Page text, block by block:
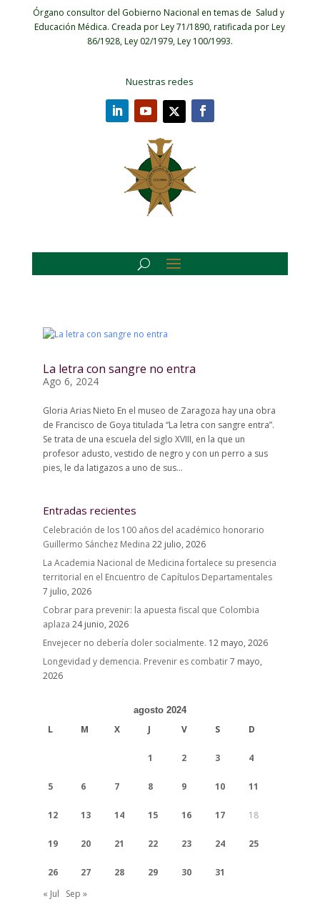
Órgano consultor del Gobierno Nacional en temas de Salud y
Educación Médica. Creada por Ley 71/1890, ratificada por Ley
86/1928, Ley 02/1979, Ley 100/1993.
Nuestras redes
La letra con sangre no entra
Ago 6, 2024
Gloria Arias Nieto En el museo de Zaragoza hay una obra
de Francisco de Goya titulada “La letra con sangre entra”.
Se trata de una escuela del siglo XVIII, en la que un
profesor adusto, vestido de negro y con un perro a sus
pies, le da latigazos a uno de sus...
Entradas recientes
Celebración de los 100 años del académico honorario
Guillermo Sánchez Medina 22 julio, 2026
La Academia Nacional de Medicina fortalece su presencia
territorial en el Encuentro de Capítulos Departamentales
7 julio, 2026
Cobrar para prevenir: la apuesta fiscal que Colombia
aplaza 24 junio, 2026
Envejecer no debería doler socialmente. 12 mayo, 2026
Longevidad y demencia. Prevenir es combatir7 mayo,
2026
agosto 2024
L M X J V S D
1 2 3 4
5 6 7 8 9 10 11
12 13 14 15 16 17 18
19 20 21 22 23 24 25
26 27 28 29 30
31
« Jul
Sep »